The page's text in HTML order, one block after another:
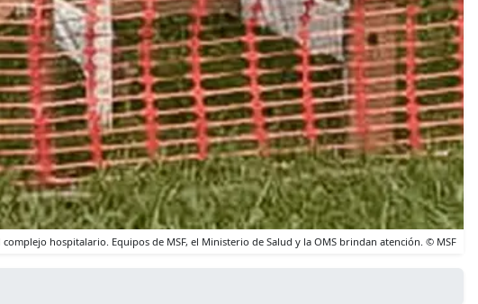
hospitalario. Equipos de MSF, el Ministerio de Salud y la OMS brindan atención. © MSF